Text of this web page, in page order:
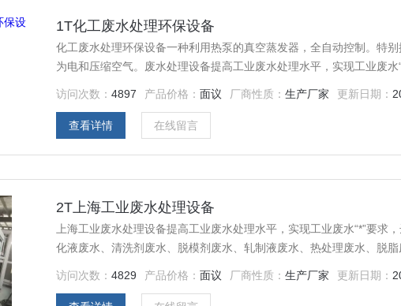
1T化工废水处理环保设备
化工废水处理环保设备一种利用热泵的真空蒸发器，全自动控制。特
为电和压缩空气。废水处理设备提高工业废水处理水平，实现工业废水
访问次数：4897 产品价格：面议 厂商性质：生产厂家 更新日期：
查看详情 在线留言
2T上海工业废水处理设备
上海工业废水处理设备提高工业废水处理水平，实现工业废水“*”要求
化液废水、清洗剂废水、脱模剂废水、轧制液废水、热处理废水、脱脂
访问次数：4829 产品价格：面议 厂商性质：生产厂家 更新日期：